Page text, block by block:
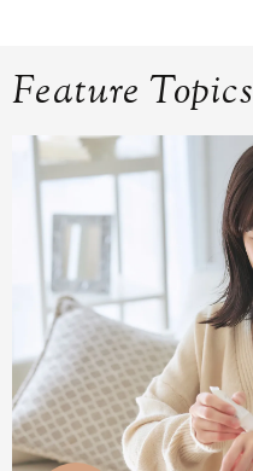
Feature Topics